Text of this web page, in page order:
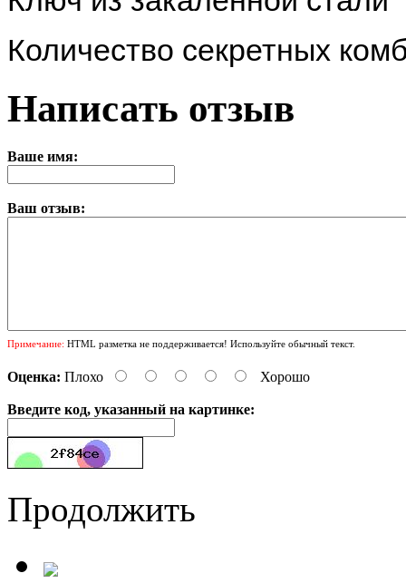
Количество секретных
Написать отзыв
Ваше имя:
Ваш отзыв:
Примечание: HTML разметка не поддерживается! Используйте обычный текст.
Оценка: Плохо Хорошо
Введите код, указанный на картинке:
Продолжить